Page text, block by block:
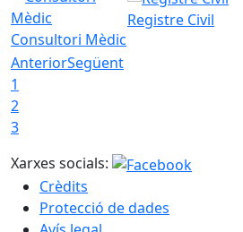
Consultori Mèdic
Registre Civil
AnteriorSegüent
1
2
3
Xarxes socials:
Crèdits
Protecció de dades